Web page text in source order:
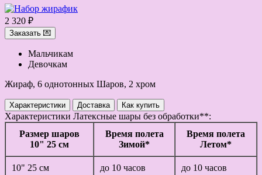
2 320 ₽
Заказать 💌
Мальчикам
Девочкам
Жираф, 6 однотонных Шаров, 2 хром
Характеристики Доставка Как купить
Характеристики Латексные шары без обработки**:
Размер шаров
10" 25 см
Время полета
Зимой*
Время полета
Летом*
10" 25 см до 10 часов до 10 часов